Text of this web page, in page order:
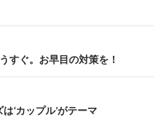
すぐ。お早目の対策を！
‘カップル’がテーマ